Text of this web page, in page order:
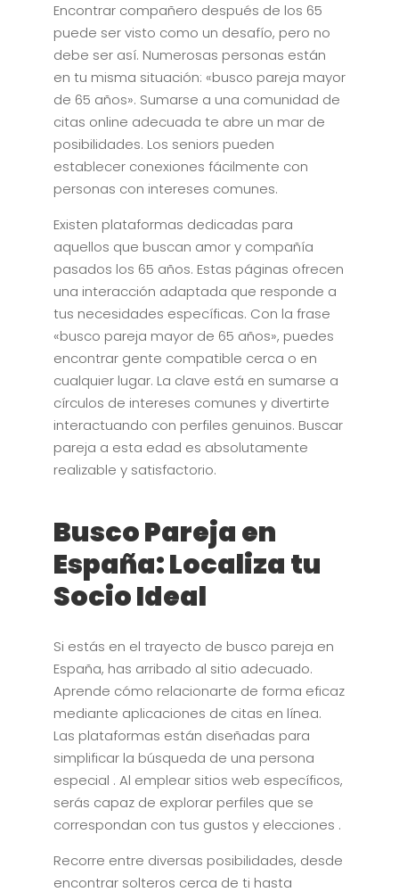
Encontrar compañero después de los 65
puede ser visto como un desafío, pero no
debe ser así. Numerosas personas están
en tu misma situación: «busco pareja mayor
de 65 años». Sumarse a una comunidad de
citas online adecuada te abre un mar de
posibilidades. Los seniors pueden
establecer conexiones fácilmente con
personas con intereses comunes.
Existen plataformas dedicadas para
aquellos que buscan amor y compañía
pasados los 65 años. Estas páginas ofrecen
una interacción adaptada que responde a
tus necesidades específicas. Con la frase
«busco pareja mayor de 65 años», puedes
encontrar gente compatible cerca o en
cualquier lugar. La clave está en sumarse a
círculos de intereses comunes y divertirte
interactuando con perfiles genuinos. Buscar
pareja a esta edad es absolutamente
realizable y satisfactorio.
Busco Pareja en
España: Localiza tu
Socio Ideal
Si estás en el trayecto de busco pareja en
España, has arribado al sitio adecuado.
Aprende cómo relacionarte de forma eficaz
mediante aplicaciones de citas en línea.
Las plataformas están diseñadas para
simplificar la búsqueda de una persona
especial . Al emplear sitios web específicos,
serás capaz de explorar perfiles que se
correspondan con tus gustos y elecciones .
Recorre entre diversas posibilidades, desde
encontrar solteros cerca de ti hasta